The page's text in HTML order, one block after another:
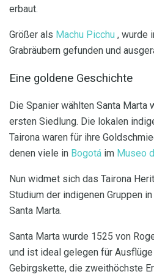
erbaut.
Größer als Machu Picchu , wurde
Grabräubern gefunden und
Eine goldene Geschichte
Die Spanier wählten Santa Marta
ersten Siedlung. Die lokalen
Tairona waren für ihre
denen viele in Bogotá im Museo
Nun widmet sich das Tairona
Studium der indigenen Gruppen
Santa Marta.
Santa Marta wurde 1525 von
und ist ideal gelegen für
Gebirgskette, die zweithöchste